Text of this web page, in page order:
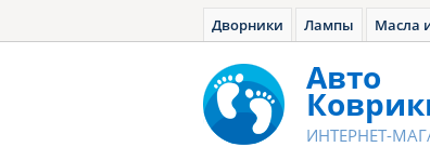
Дворники Лампы Масла
Авто
ИНТЕРНЕТ-